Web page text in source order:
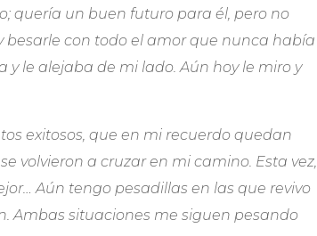
quería un buen futuro para él, pero no
con todo el amor que nunca había
le alejaba de mi lado. Aún hoy le miro y
exitosos, que en mi recuerdo quedan
volvieron a cruzar en mi camino. Esta vez,
Aún tengo pesadillas en las que revivo
Ambas situaciones me siguen pesando